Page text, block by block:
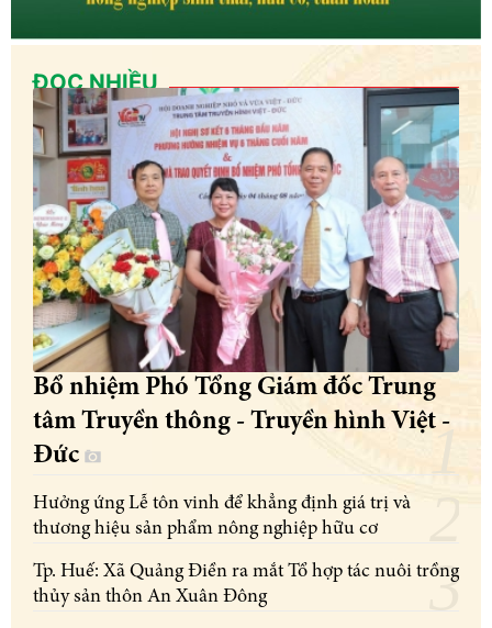
ĐỌC NHIỀU
Bổ nhiệm Phó Tổng Giám đốc Trung
tâm Truyền thông - Truyền hình Việt -
Đức
Hưởng ứng Lễ tôn vinh để khẳng định giá trị và
thương hiệu sản phẩm nông nghiệp hữu cơ
Tp. Huế: Xã Quảng Điền ra mắt Tổ hợp tác nuôi trồng
thủy sản thôn An Xuân Đông